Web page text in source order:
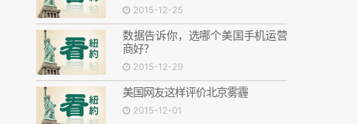
2015-12-25
数据告诉你，选哪个美国手机运营
商好？
2015-12-29
美国网友这样评价北京雾霾
2015-12-01